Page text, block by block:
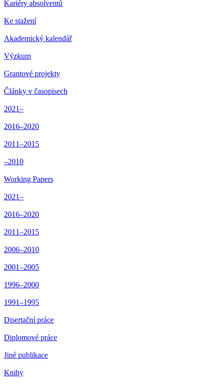
Kariéry absolventů
Ke stažení
Akademický kalendář
Výzkum
Grantové projekty
Články v časopisech
2021–
2016–2020
2011–2015
–2010
Working Papers
2021–
2016–2020
2011–2015
2006–2010
2001–2005
1996–2000
1991–1995
Disertační práce
Diplomové práce
Jiné publikace
Knihy